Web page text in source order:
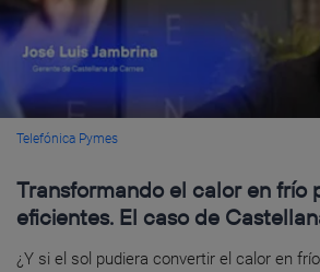
Telefónica Pymes
Transformando el calor en frío
eficientes. El caso de
¿Y si el sol pudiera convertir el calor en